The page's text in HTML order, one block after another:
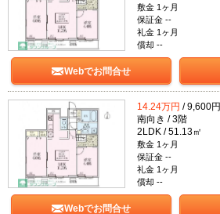
敷金 1ヶ月
保証金 --
礼金 1ヶ月
償却 --
Webでお問合せ
14.24万円 / 9,600円
南向き / 3階
2LDK / 51.13㎡
敷金 1ヶ月
保証金 --
礼金 1ヶ月
償却 --
Webでお問合せ